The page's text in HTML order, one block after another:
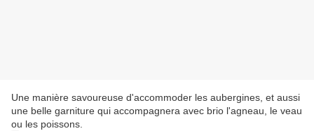
Une manière savoureuse d'accommoder les aubergines, et aussi
une belle garniture qui accompagnera avec brio l'agneau, le veau
ou les poissons.